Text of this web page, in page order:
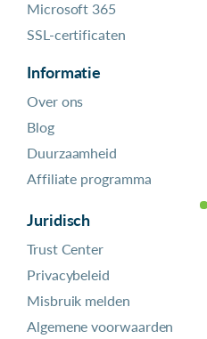
Microsoft 365
SSL-certificaten
Informatie
Over ons
Blog
Duurzaamheid
Affiliate programma
Juridisch
Trust Center
Privacybeleid
Misbruik melden
Algemene voorwaarden